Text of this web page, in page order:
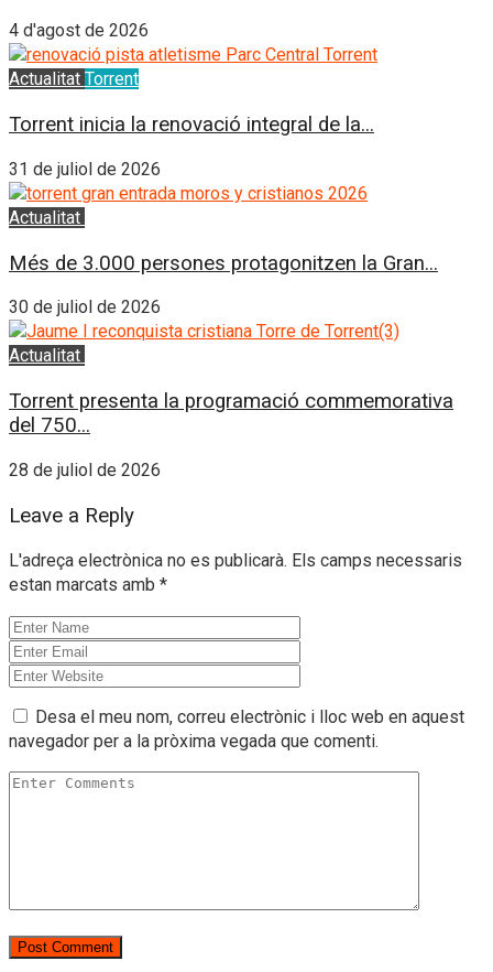
4 d'agost de 2026
Actualitat Torrent
Torrent inicia la renovació integral de la...
31 de juliol de 2026
Actualitat
Més de 3.000 persones protagonitzen la Gran...
30 de juliol de 2026
Actualitat
Torrent presenta la programació commemorativa
del 750...
28 de juliol de 2026
Leave a Reply
L'adreça electrònica no es publicarà. Els camps necessaris
estan marcats amb *
Desa el meu nom, correu electrònic i lloc web en aquest
navegador per a la pròxima vegada que comenti.